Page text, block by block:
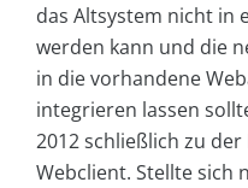
das Altsystem nicht in
werden kann und die
in die vorhandene
integrieren lassen
2012 schließlich zu
Webclient. Stellte sich